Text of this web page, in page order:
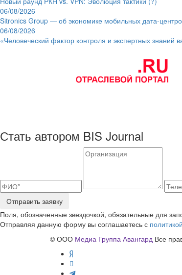
06/08/2026
Sitronics Group — об экономике мобильных дата-
06/08/2026
«Человеческий фактор контроля и экспертных знаний
Стать автором BIS Journal
Отправить заявку
Поля, обозначенные звездочкой, обязательные для
Отправляя данную форму вы соглашаетесь с
© ООО Медиа Группа Авангард Все